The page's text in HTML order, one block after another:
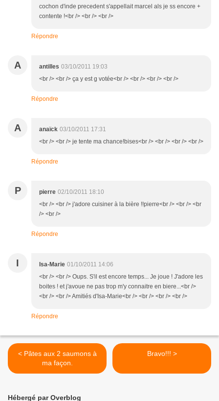
cochon d'inde precedent s'appellait marcel als je ss encore +
contente !<br /> <br /> <br />
Répondre
A antilles 03/10/2011 19:03
<br /> <br /> ça y est g votée<br /> <br /> <br /> <br />
Répondre
A anaïck 03/10/2011 17:31
<br /> <br /> je tente ma chance!bises<br /> <br /> <br /> <br />
Répondre
P pierre 02/10/2011 18:10
<br /> <br /> j'adore cuisiner à la bière !!pierre<br /> <br /> <br
/> <br />
Répondre
I Isa-Marie 01/10/2011 14:06
<br /> <br /> Oups. S'il est encore temps... Je joue ! J'adore les
boites ! et j'avoue ne pas trop m'y connaitre en biere...<br />
<br /> <br /> Amitiés d'Isa-Marie<br /> <br /> <br /> <br />
Répondre
< Pâtes aux 2 saumons à
ma façon.
Bravo!!! >
Hébergé par Overblog